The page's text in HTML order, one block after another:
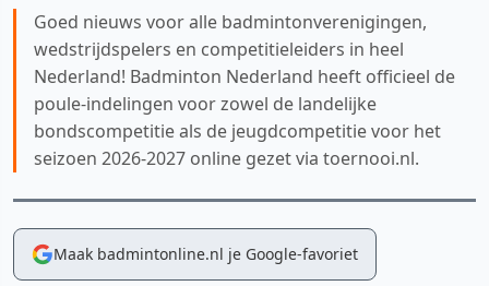
Goed nieuws voor alle badmintonverenigingen,
wedstrijdspelers en competitieleiders in heel
Nederland! Badminton Nederland heeft officieel de
poule-indelingen voor zowel de landelijke
bondscompetitie als de jeugdcompetitie voor het
seizoen 2026-2027 online gezet via toernooi.nl.
Maak badmintonline.nl je Google-favoriet